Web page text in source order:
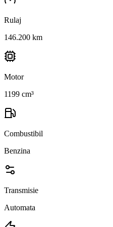
Rulaj
146.200 km
Motor
1199 cm³
Combustibil
Benzina
Transmisie
Automata